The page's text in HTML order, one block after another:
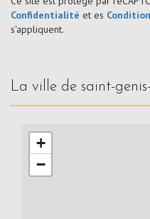
Confidentialité et es
s'appliquent.
la ville de saint-
+
−